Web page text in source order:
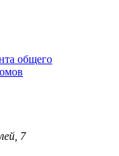
общего
7